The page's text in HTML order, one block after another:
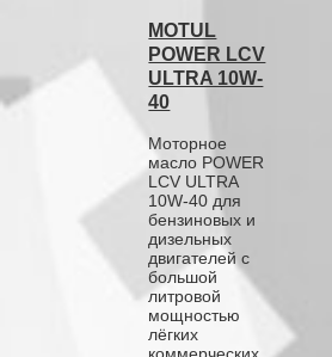
MOTUL
POWER LCV
ULTRA 10W-
40
Моторное
масло POWER
LCV ULTRA
10W-40 для
бензиновых и
дизельных
двигателей с
большой
литровой
мощностью
лёгких
коммерческих